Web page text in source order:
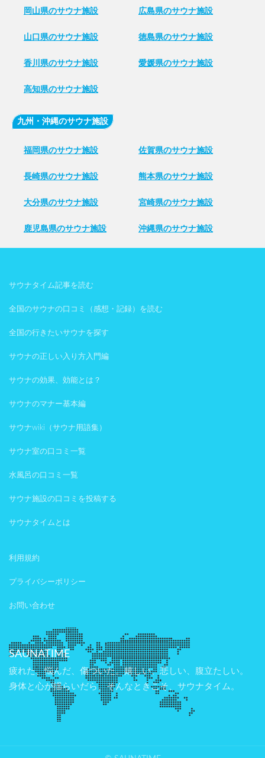
岡山県のサウナ施設 広島県のサウナ施設
山口県のサウナ施設 徳島県のサウナ施設
香川県のサウナ施設 愛媛県のサウナ施設
高知県のサウナ施設
九州・沖縄のサウナ施設
福岡県のサウナ施設 佐賀県のサウナ施設
長崎県のサウナ施設 熊本県のサウナ施設
大分県のサウナ施設 宮崎県のサウナ施設
鹿児島県のサウナ施設 沖縄県のサウナ施設
サウナタイム記事を読む
全国のサウナの口コミ（感想・記録）を読む
全国の行きたいサウナを探す
サウナの正しい入り方入門編
サウナの効果、効能とは？
サウナのマナー基本編
サウナwiki（サウナ用語集）
サウナ室の口コミ一覧
水風呂の口コミ一覧
サウナ施設の口コミを投稿する
サウナタイムとは
利用規約
プライバシーポリシー
お問い合わせ
SAUNATIME
疲れた、悩んだ、傷ついた。嬉しい、悲しい、腹立たしい。
身体と心が揺らいだら、そんなときこそ、サウナタイム。